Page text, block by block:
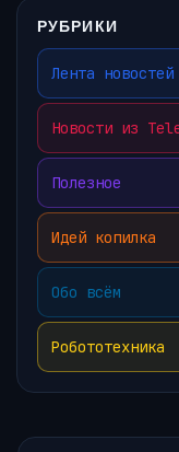
РУБРИКИ
Лента новостей
Новости из
Полезное
Идей копилка
Обо всём
Робототехника